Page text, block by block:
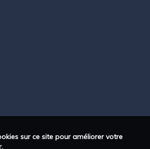
sur ce site pour améliorer votre